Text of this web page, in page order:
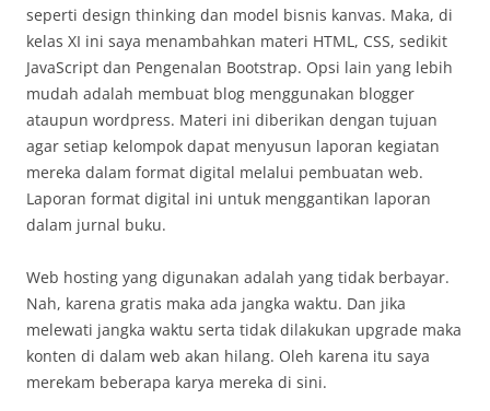
seperti design thinking dan model bisnis kanvas. Maka, di
kelas XI ini saya menambahkan materi HTML, CSS, sedikit
JavaScript dan Pengenalan Bootstrap. Opsi lain yang lebih
mudah adalah membuat blog menggunakan blogger
ataupun wordpress. Materi ini diberikan dengan tujuan
agar setiap kelompok dapat menyusun laporan kegiatan
mereka dalam format digital melalui pembuatan web.
Laporan format digital ini untuk menggantikan laporan
dalam jurnal buku.
Web hosting yang digunakan adalah yang tidak berbayar.
Nah, karena gratis maka ada jangka waktu. Dan jika
melewati jangka waktu serta tidak dilakukan upgrade maka
konten di dalam web akan hilang. Oleh karena itu saya
merekam beberapa karya mereka di sini.